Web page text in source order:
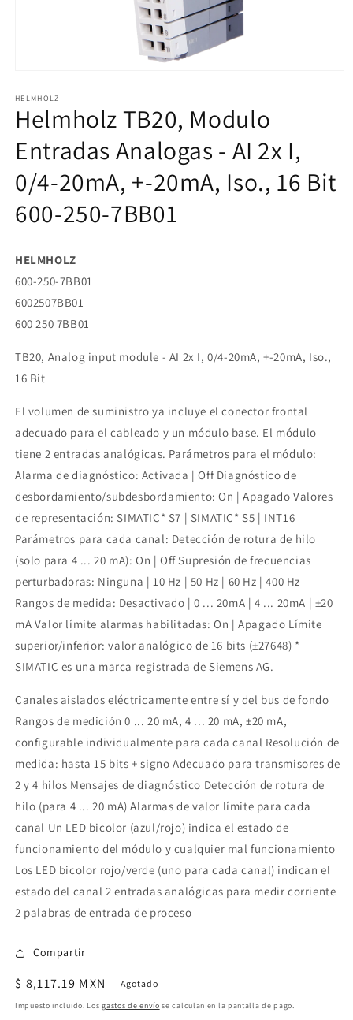
multimedia
1
en
ventana
modal
HELMHOLZ
Helmholz TB20, Modulo
Entradas Analogas - AI 2x I,
0/4-20mA, +-20mA, Iso., 16 Bit
600-250-7BB01
HELMHOLZ
600-250-7BB01
6002507BB01
600 250 7BB01
TB20, Analog input module - AI 2x I, 0/4-20mA, +-20mA, Iso.,
16 Bit
El volumen de suministro ya incluye el conector frontal
adecuado para el cableado y un módulo base. El módulo
tiene 2 entradas analógicas. Parámetros para el módulo:
Alarma de diagnóstico: Activada | Off Diagnóstico de
desbordamiento/subdesbordamiento: On | Apagado Valores
de representación: SIMATIC* S7 | SIMATIC* S5 | INT16
Parámetros para cada canal: Detección de rotura de hilo
(solo para 4 ... 20 mA): On | Off Supresión de frecuencias
perturbadoras: Ninguna | 10 Hz | 50 Hz | 60 Hz | 400 Hz
Rangos de medida: Desactivado | 0 ... 20mA | 4 ... 20mA | ±20
mA Valor límite alarmas habilitadas: On | Apagado Límite
superior/inferior: valor analógico de 16 bits (±27648) *
SIMATIC es una marca registrada de Siemens AG.
Canales aislados eléctricamente entre sí y del bus de fondo
Rangos de medición 0 ... 20 mA, 4 ... 20 mA, ±20 mA,
configurable individualmente para cada canal Resolución de
medida: hasta 15 bits + signo Adecuado para transmisores de
2 y 4 hilos Mensajes de diagnóstico Detección de rotura de
hilo (para 4 ... 20 mA) Alarmas de valor límite para cada
canal Un LED bicolor (azul/rojo) indica el estado de
funcionamiento del módulo y cualquier mal funcionamiento
Los LED bicolor rojo/verde (uno para cada canal) indican el
estado del canal 2 entradas analógicas para medir corriente
2 palabras de entrada de proceso
Compartir
Precio
habitual
$ 8,117.19 MXN Agotado
Impuesto incluido. Losgastos de envío se calculan en la pantalla de pago.